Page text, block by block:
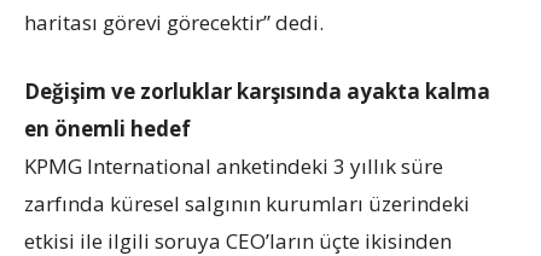
haritası görevi görecektir” dedi.
Değişim ve zorluklar karşısında ayakta kalma
en önemli hedef
KPMG International anketindeki 3 yıllık süre
zarfında küresel salgının kurumları üzerindeki
etkisi ile ilgili soruya CEO’ların üçte ikisinden